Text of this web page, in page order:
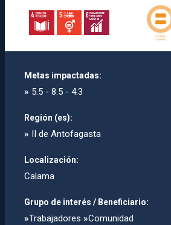
Metas impactadas:
» 5.5 - 8.5 - 4.3
Región (es):
» II de Antofagasta
Localización:
Calama
Grupo de interés / Beneficiario:
»Trabajadores »Comunidad